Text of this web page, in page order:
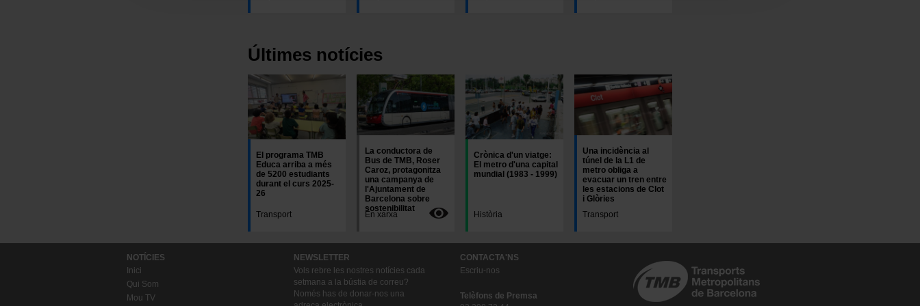
“Gestor de cookies”, que encontrarás en el menú de la parte inferior de la web.
Últimes notícies
El programa TMB
Educa arriba a més
de 5200 estudiants
durant el curs 2025-
26
Transport
Imatge
La conductora de
Bus de TMB, Roser
Caroz, protagonitza
una campanya de
l'Ajuntament de
Barcelona sobre
sostenibilitat
En xarxa
Imatge
Crònica d'un viatge:
El metro d'una capital
mundial (1983 - 1999)
Història
Una incidència al
túnel de la L1 de
metro obliga a
evacuar un tren entre
les estacions de Clot
i Glòries
Transport
NOTÍCIES
Inici
Qui Som
Mou TV
NEWSLETTER
Vols rebre les nostres notícies cada
setmana a la bústia de correu?
Només has de donar-nos una
CONTACTA'NS
Escriu-nos
Telèfons de Premsa